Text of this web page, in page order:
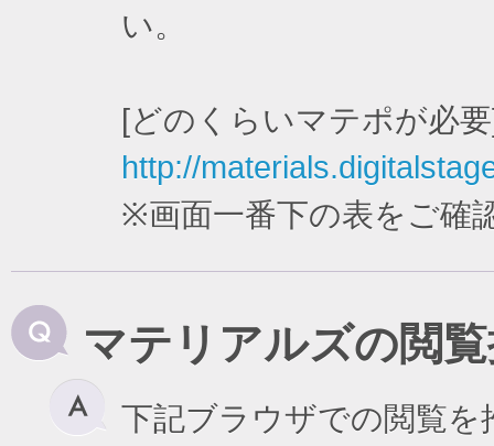
い。
[どのくらいマテポが必
http://
※画面一番下の表をご確
マテリアルズの閲
下記ブラウザでの閲覧を